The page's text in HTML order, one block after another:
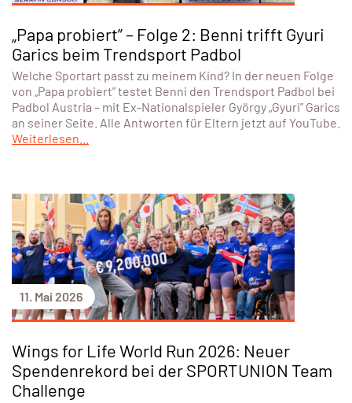
„Papa probiert” – Folge 2: Benni trifft Gyuri
Garics beim Trendsport Padbol
Welche Sportart passt zu meinem Kind? In der neuen Folge
von „Papa probiert” testet Benni den Trendsport Padbol bei
Padbol Austria – mit Ex-Nationalspieler György „Gyuri” Garics
an seiner Seite. Alle Antworten für Eltern jetzt auf YouTube.
Weiterlesen...
11. Mai 2026
Wings for Life World Run 2026: Neuer
Spendenrekord bei der SPORTUNION Team
Challenge